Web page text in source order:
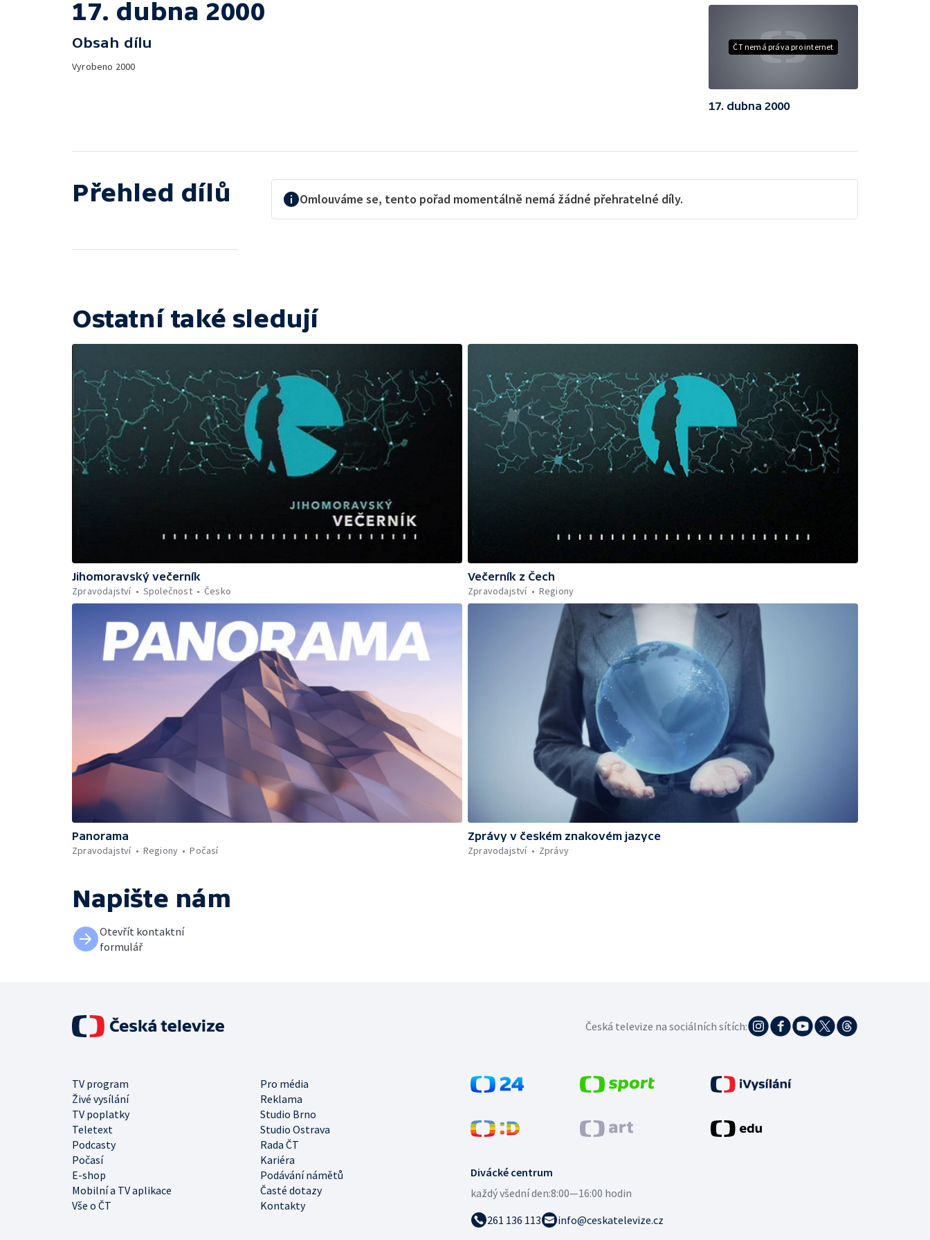
17. dubna 2000
Obsah dílu
Vyrobeno 2000
ČT nemá práva pro internet
17. dubna 2000
Přehled dílů Omlouváme se, tento pořad momentálně nemá žádné přehratelné díly.
Ostatní také sledují
Jihomoravský večerník
Zpravodajství
Společnost Česko
Večerník z Čech
Zpravodajství
Regiony
Panorama
Zpravodajství
Regiony Počasí
Zprávy v českém znakovém jazyce
Zpravodajství
Zprávy
Napište nám
Otevřít kontaktní
formulář
Divácké centrum
každý všední den:8:00—16:00 hodin
261 136 113
info@ceskatelevize.cz
TV program
Pro média
Živé vysílání
Reklama
TV poplatky
Studio Brno
Teletext
Studio Ostrava
Podcasty
Rada ČT
Počasí
Kariéra
E-shop
Podávání námětů
Mobilní a TV aplikace
Časté dotazy
Vše o ČT
Kontakty
Česká televize na sociálních sítích: